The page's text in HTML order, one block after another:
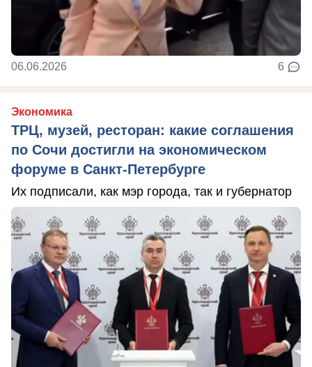
06.06.2026 6
Экономика
ТРЦ, музей, ресторан: какие соглашения
по Сочи достигли на экономическом
форуме в Санкт-Петербурге
Их подписали, как мэр города, так и губернатор